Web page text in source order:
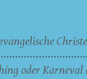
oder Karneval